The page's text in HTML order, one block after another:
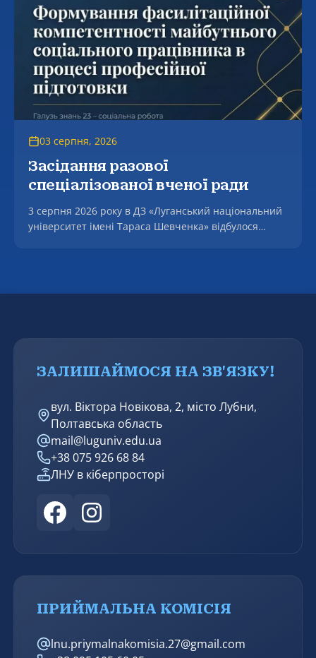
03 серпня, 2026
Засідання разової
спеціалізованої вченої ради
3 серпня 2026 року в ДЗ «Луганський національний
університет імені Тараса Шевченка» відбулося
ЗАЛИШАЙМОСЯ НА ЗВ'ЯЗКУ!
вул. Віктора Новікова, 2, місто Лубни,
Полтавська область
mail@luguniv.edu.ua
+38 075 926 68 84
ЛНУ в кіберпросторі
ПРИЙМАЛЬНА КОМІСІЯ
lnu.priymalnakomisia.27@gmail.com